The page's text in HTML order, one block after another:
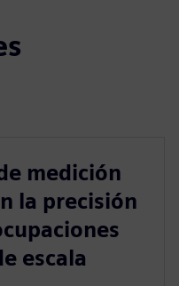
medición
la precisión
escala